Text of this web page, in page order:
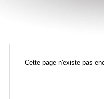
Cette page n'existe pas